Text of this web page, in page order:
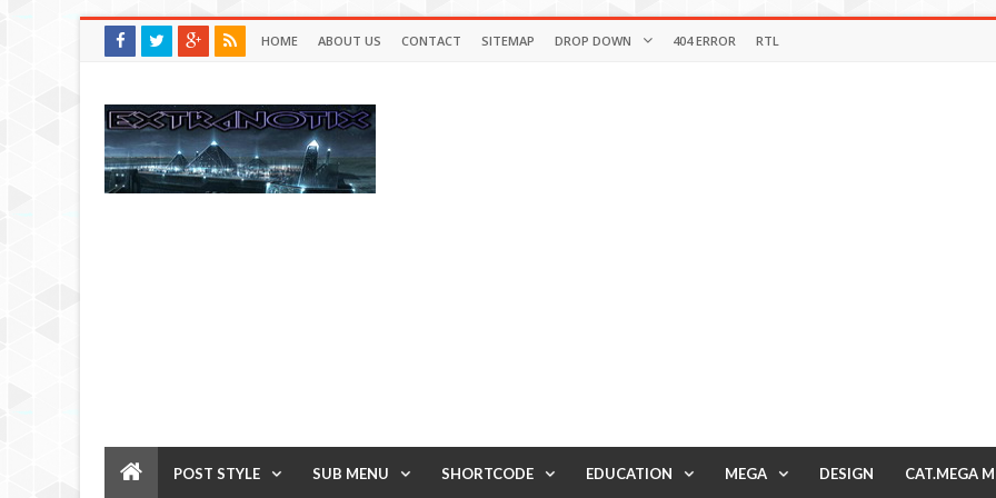
HOME ABOUT US CONTACT SITEMAP DROP DOWN 404 ERROR RTL
POST STYLE SUB MENU SHORTCODE EDUCATION MEGA DESIGN CAT.MEGA